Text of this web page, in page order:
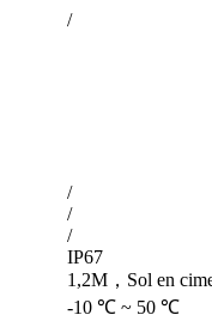
/
/
/
/
IP67
1,2M，Sol en
-10 ℃ ~ 50 ℃